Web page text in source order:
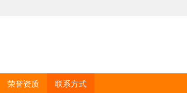
荣誉资质 联系方式